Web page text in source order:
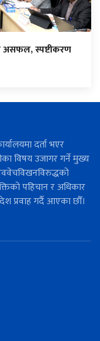
असफल, स्पष्टीकरण
दर्ता भएर
विषय उजागर गर्ने मुख्य
पहिचान र अधिकार
प्रवाह गर्दै आएका छौँ।